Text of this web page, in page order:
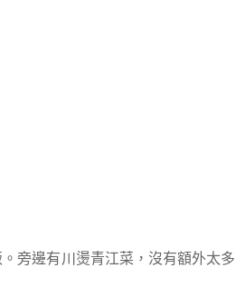
旁邊有川燙青江菜，沒有額外太多